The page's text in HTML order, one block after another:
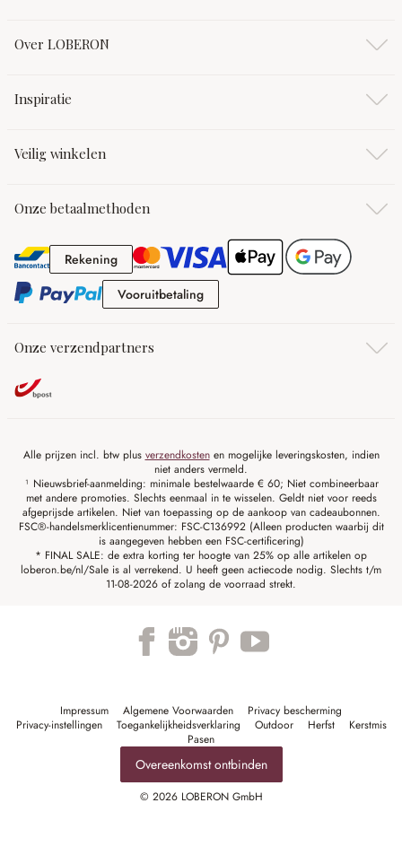
Over LOBERON
Inspiratie
Veilig winkelen
Onze betaalmethoden
RekeningRekening
VooruitbetalingVooruitbetaling
Onze verzendpartners
Alle prijzen incl. btw plus verzendkostenen mogelijke leveringskosten, indien
niet anders vermeld.
¹ Nieuwsbrief-aanmelding: minimale bestelwaarde € 60; Niet combineerbaar
met andere promoties. Slechts eenmaal in te wisselen. Geldt niet voor reeds
afgeprijsde artikelen. Niet van toepassing op de aankoop van cadeaubonnen.
FSC®-handelsmerklicentienummer: FSC-C136992 (Alleen producten waarbij dit
is aangegeven hebben een FSC-certificering)
* FINAL SALE: de extra korting ter hoogte van 25% op alle artikelen op
loberon.be/nl/Sale is al verrekend. U heeft geen actiecode nodig. Slechts t/m
11-08-2026 of zolang de voorraad strekt.
Impressum Algemene Voorwaarden
Privacy bescherming
Privacy-instellingen
Toegankelijkheidsverklaring Outdoor Herfst
Kerstmis
Pasen
Overeenkomst ontbinden
© 2026 LOBERON GmbH